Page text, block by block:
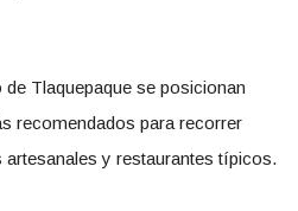
Tlaquepaque se posicionan
recomendados para recorrer
y restaurantes típicos.